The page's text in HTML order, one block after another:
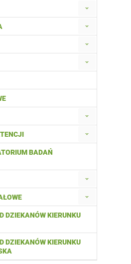
BADAŃ
DZIEKANÓW KIERUNKU
DZIEKANÓW KIERUNKU